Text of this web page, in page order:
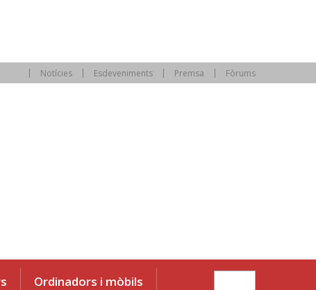
Notícies Esdeveniments Premsa Fòrums
Ordinadors i mòbils